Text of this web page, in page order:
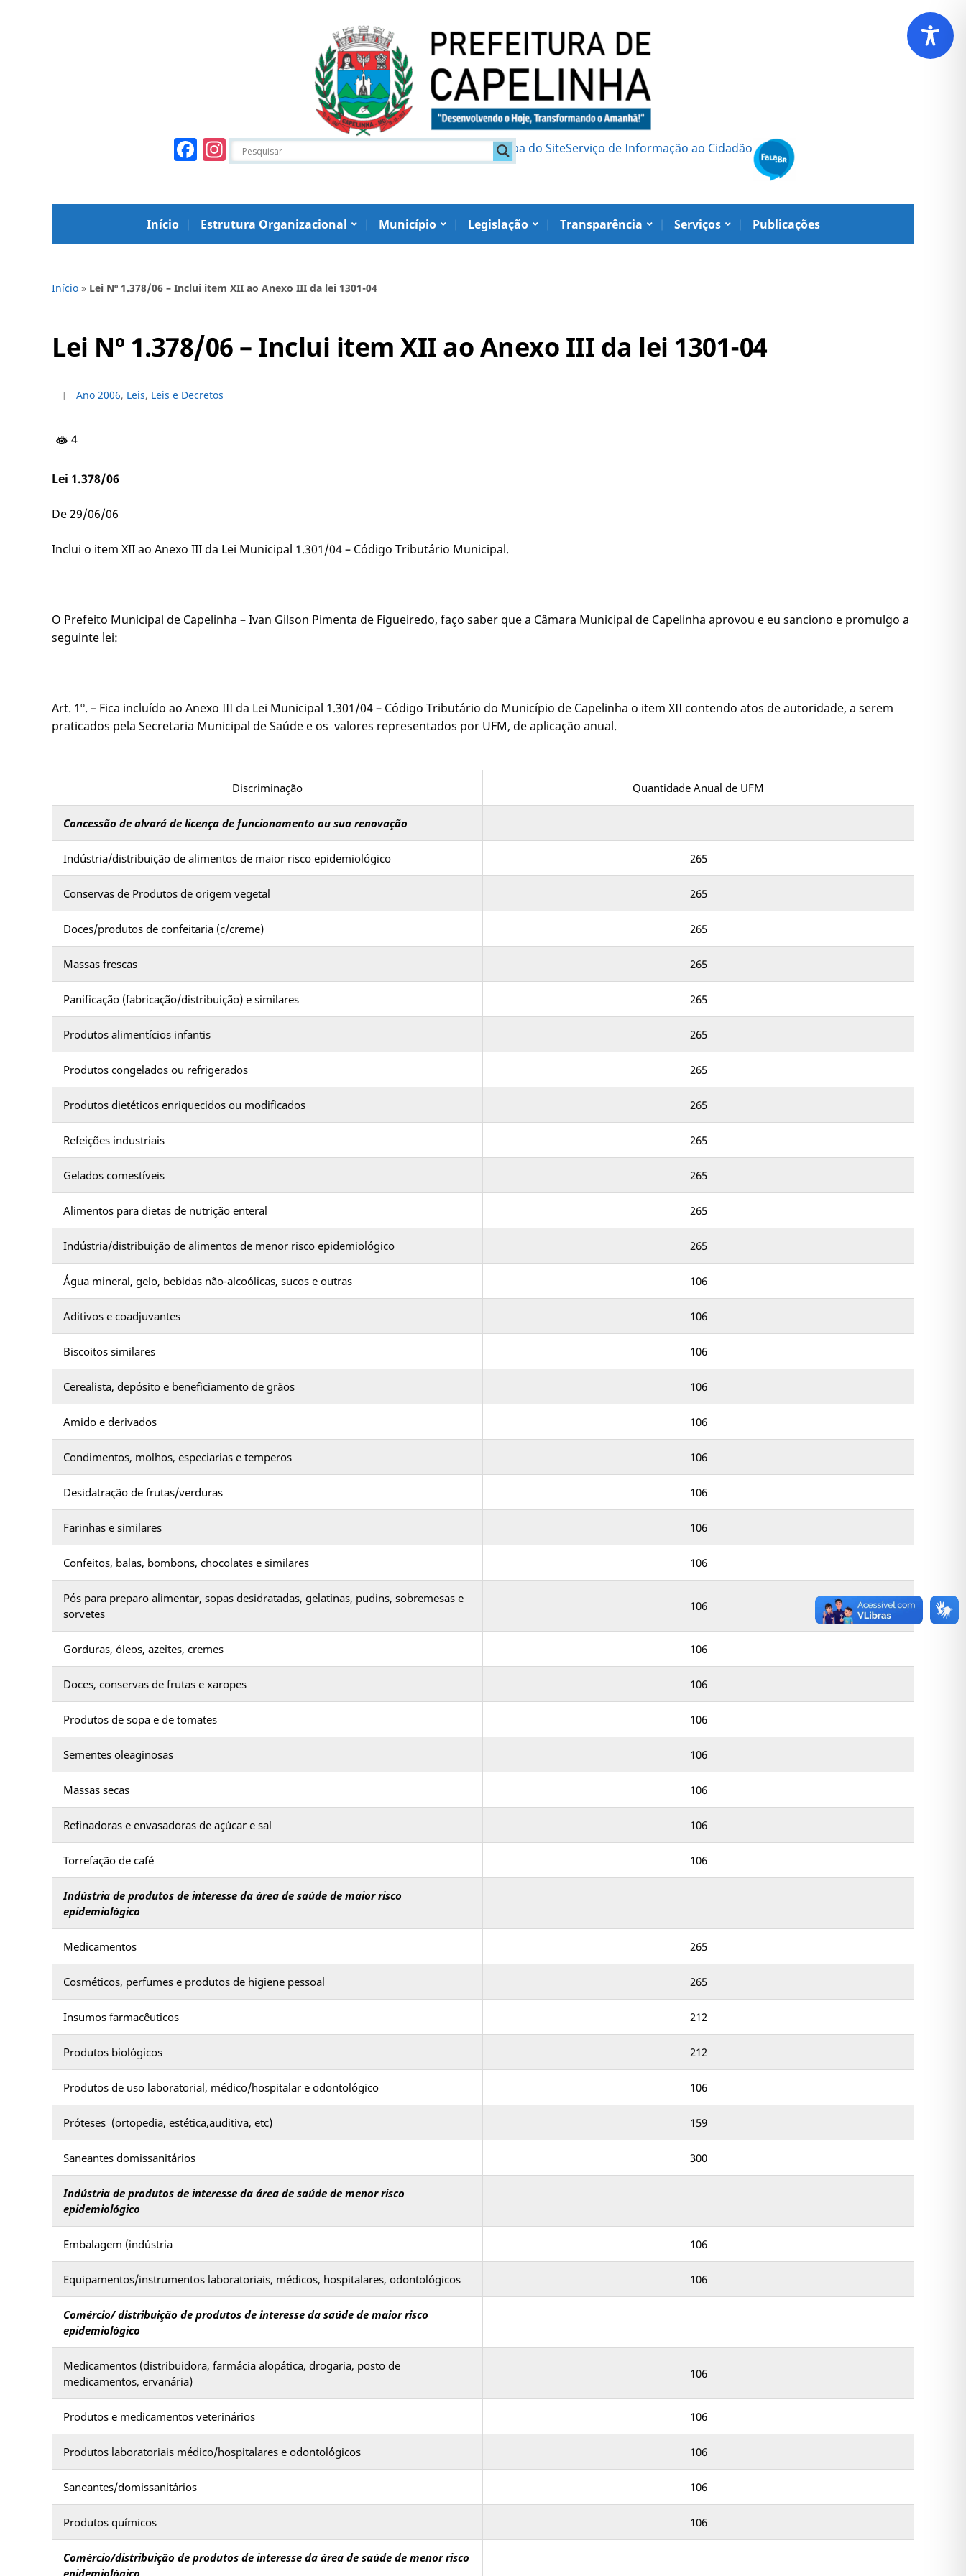
Facebook
Instagram Mapa do SiteServiço de Informação ao Cidadão
Início Estrutura Organizacional Município Legislação Transparência Serviços Publicações
Início » Lei Nº 1.378/06 – Inclui item XII ao Anexo III da lei 1301-04
Lei Nº 1.378/06 – Inclui item XII ao Anexo III da lei 1301-04
Ano 2006, Leis, Leis e Decretos
4
Lei 1.378/06
De 29/06/06
Inclui o item XII ao Anexo III da Lei Municipal 1.301/04 – Código Tributário Municipal.
O Prefeito Municipal de Capelinha – Ivan Gilson Pimenta de Figueiredo, faço saber que a Câmara Municipal de Capelinha aprovou e eu sanciono e promulgo a
seguinte lei:
Art. 1º. – Fica incluído ao Anexo III da Lei Municipal 1.301/04 – Código Tributário do Município de Capelinha o item XII contendo atos de autoridade, a serem
praticados pela Secretaria Municipal de Saúde e os valores representados por UFM, de aplicação anual.
Discriminação Quantidade Anual de UFM
Concessão de alvará de licença de funcionamento ou sua renovação
Indústria/distribuição de alimentos de maior risco epidemiológico 265
Conservas de Produtos de origem vegetal 265
Doces/produtos de confeitaria (c/creme) 265
Massas frescas 265
Panificação (fabricação/distribuição) e similares 265
Produtos alimentícios infantis 265
Produtos congelados ou refrigerados 265
Produtos dietéticos enriquecidos ou modificados 265
Refeições industriais 265
Gelados comestíveis 265
Alimentos para dietas de nutrição enteral 265
Indústria/distribuição de alimentos de menor risco epidemiológico 265
Água mineral, gelo, bebidas não-alcoólicas, sucos e outras 106
Aditivos e coadjuvantes 106
Biscoitos similares 106
Cerealista, depósito e beneficiamento de grãos 106
Amido e derivados 106
Condimentos, molhos, especiarias e temperos 106
Desidatração de frutas/verduras 106
Farinhas e similares 106
Confeitos, balas, bombons, chocolates e similares 106
Pós para preparo alimentar, sopas desidratadas, gelatinas, pudins, sobremesas e
sorvetes
106
Gorduras, óleos, azeites, cremes 106
Doces, conservas de frutas e xaropes 106
Produtos de sopa e de tomates 106
Sementes oleaginosas 106
Massas secas 106
Refinadoras e envasadoras de açúcar e sal 106
Torrefação de café 106
Indústria de produtos de interesse da área de saúde de maior risco
epidemiológico
Medicamentos 265
Cosméticos, perfumes e produtos de higiene pessoal 265
Insumos farmacêuticos 212
Produtos biológicos 212
Produtos de uso laboratorial, médico/hospitalar e odontológico 106
Próteses (ortopedia, estética,auditiva, etc) 159
Saneantes domissanitários 300
Indústria de produtos de interesse da área de saúde de menor risco
epidemiológico
Embalagem (indústria 106
Equipamentos/instrumentos laboratoriais, médicos, hospitalares, odontológicos 106
Comércio/ distribuição de produtos de interesse da saúde de maior risco
epidemiológico
Medicamentos (distribuidora, farmácia alopática, drogaria, posto de
medicamentos, ervanária)
106
Produtos e medicamentos veterinários 106
Produtos laboratoriais médico/hospitalares e odontológicos 106
Saneantes/domissanitários 106
Produtos químicos 106
Comércio/distribuição de produtos de interesse da área de saúde de menor risco